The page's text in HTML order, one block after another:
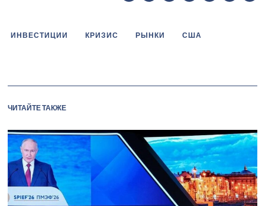
ИНВЕСТИЦИИ КРИЗИС РЫНКИ США
ЧИТАЙТЕ ТАКЖЕ